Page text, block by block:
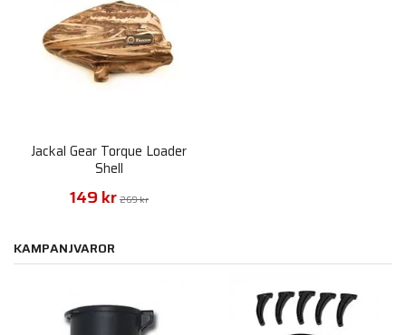
Jackal Gear Torque Loader
Shell
149 kr 269 kr
KAMPANJVAROR